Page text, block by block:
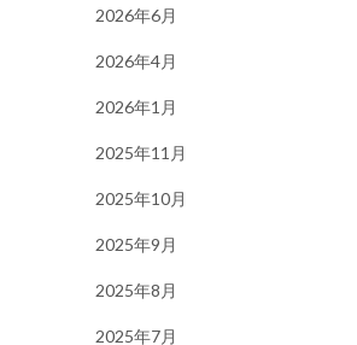
2026年6月
2026年4月
2026年1月
2025年11月
2025年10月
2025年9月
2025年8月
2025年7月